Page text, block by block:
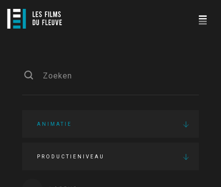
ANIMATIE
PRODUCTIENIVEAU